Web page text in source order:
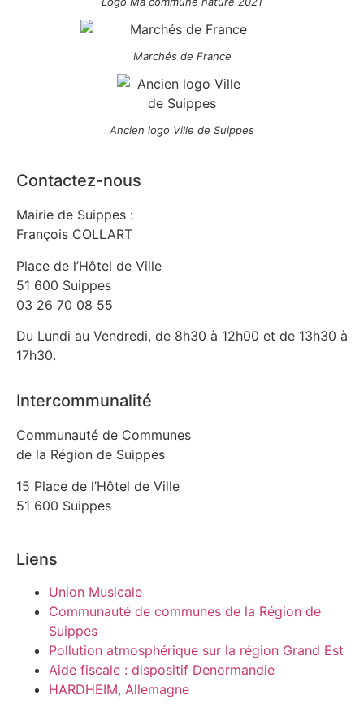
Marchés de France
Ancien logo Ville de Suippes
Contactez-nous
Mairie de Suippes :
François COLLART
Place de l’Hôtel de Ville
51 600 Suippes
03 26 70 08 55
Du Lundi au Vendredi, de 8h30 à 12h00 et de 13h30 à
17h30.
Intercommunalité
Communauté de Communes
de la Région de Suippes
15 Place de l’Hôtel de Ville
51 600 Suippes
Liens
Union Musicale
Communauté de communes de la Région de
Suippes
Pollution atmosphérique sur la région Grand Est
Aide fiscale : dispositif Denormandie
HARDHEIM, Allemagne